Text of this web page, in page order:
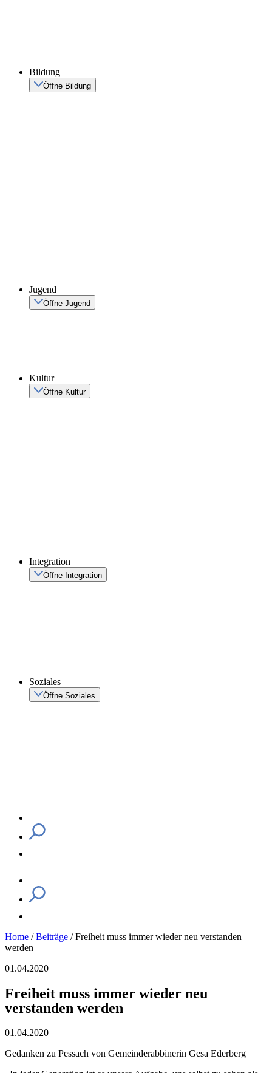
Bildung
Öffne Bildung
Jugend
Öffne Jugend
Kultur
Öffne Kultur
Integration
Öffne Integration
Soziales
Öffne Soziales
Home /Beiträge /Freiheit muss immer wieder neu verstanden
werden
01.04.2020
Freiheit muss immer wieder neu
verstanden werden
01.04.2020
Gedanken zu Pessach von Gemeinderabbinerin Gesa Ederberg